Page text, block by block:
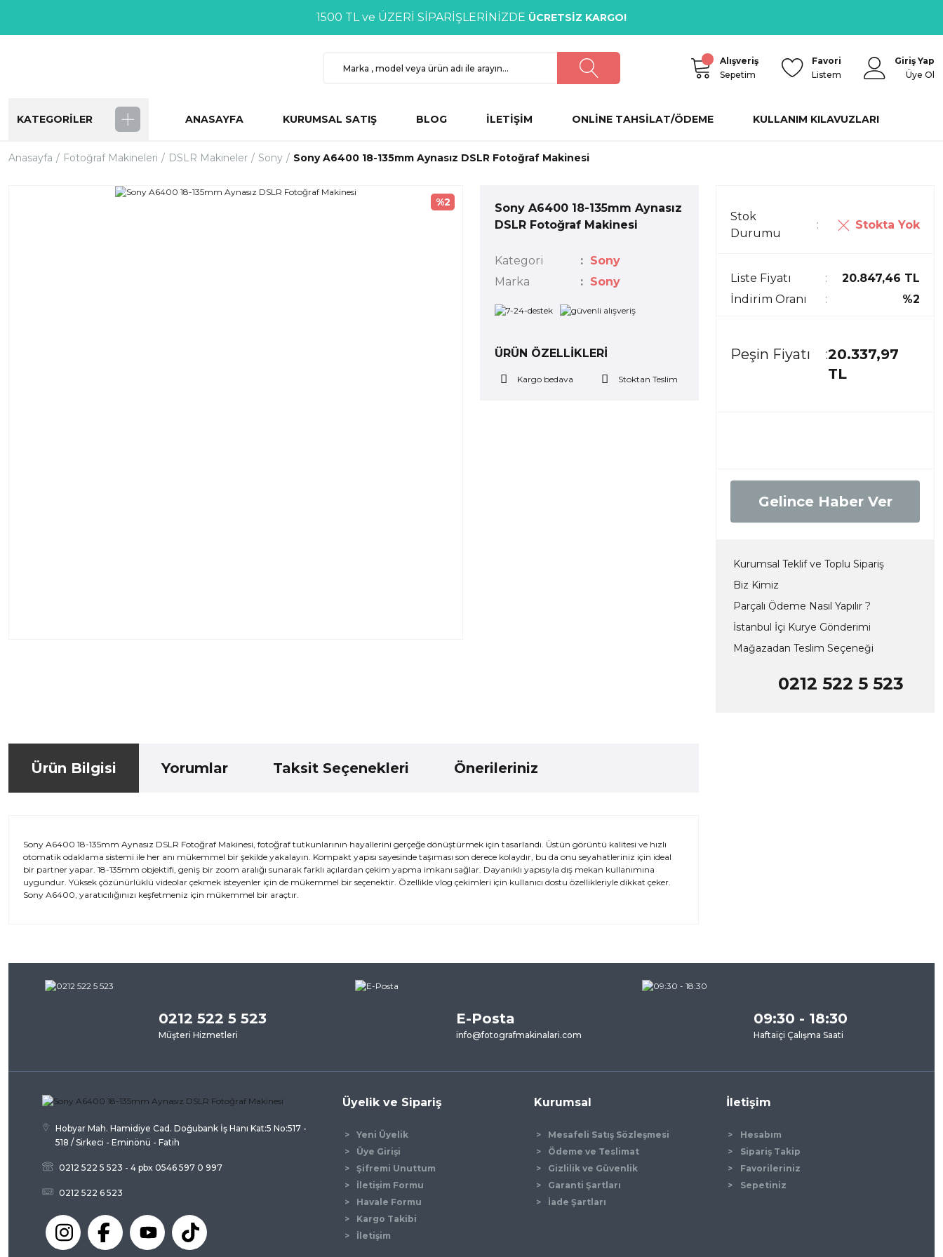
1500 TL ve ÜZERİ SİPARİŞLERİNİZDE ÜCRETSİZ KARGO!
Alışveriş
Sepetim
Favori
Listem
Giriş Yap
Üye Ol
KATEGORİLER ANASAYFA KURUMSAL SATIŞ BLOG İLETİŞİM ONLİNE TAHSİLAT/ÖDEME KULLANIM KILAVUZLARI
Anasayfa Fotoğraf Makineleri DSLR Makineler Sony Sony A6400 18-135mm Aynasız DSLR Fotoğraf Makinesi
%2
Sony A6400 18-135mm Aynasız
DSLR Fotoğraf Makinesi
Kategori
Sony
Marka
Sony
ÜRÜN ÖZELLİKLERİ
Kargo bedava Stoktan Teslim
Stok
Durumu
Stokta Yok
Liste Fiyatı
20.847,46 TL
İndirim Oranı
%2
Peşin Fiyatı
20.337,97
TL
Gelince Haber Ver
Kurumsal Teklif ve Toplu Sipariş
Biz Kimiz
Parçalı Ödeme Nasıl Yapılır ?
İstanbul İçi Kurye Gönderimi
Mağazadan Teslim Seçeneği
0212 522 5 523
Ürün Bilgisi Yorumlar Taksit Seçenekleri Önerileriniz
Sony A6400 18-135mm Aynasız DSLR Fotoğraf Makinesi, fotoğraf tutkunlarının hayallerini gerçeğe dönüştürmek için tasarlandı. Üstün görüntü kalitesi ve hızlı
otomatik odaklama sistemi ile her anı mükemmel bir şekilde yakalayın. Kompakt yapısı sayesinde taşıması son derece kolaydır, bu da onu seyahatleriniz için ideal
bir partner yapar. 18-135mm objektifi, geniş bir zoom aralığı sunarak farklı açılardan çekim yapma imkanı sağlar. Dayanıklı yapısıyla dış mekan kullanımına
uygundur. Yüksek çözünürlüklü videolar çekmek isteyenler için de mükemmel bir seçenektir. Özellikle vlog çekimleri için kullanıcı dostu özellikleriyle dikkat çeker.
Sony A6400, yaratıcılığınızı keşfetmeniz için mükemmel bir araçtır.
Görüş ve önerileriniz için teşekkür ederiz.
Ürün resmi kalitesiz, bozuk veya görüntülenemiyor.
Ürün açıklamasında eksik bilgiler bulunuyor.
Ürün fiyatı diğer sitelerden daha pahalı.
Bu ürüne benzer farklı alternatifler olmalı.
Gönder
0212 522 5 523
Müşteri Hizmetleri
E-Posta
info@fotografmakinalari.com
09:30 - 18:30
Haftaiçi Çalışma Saati
Hobyar Mah. Hamidiye Cad. Doğubank İş Hanı Kat:5 No:517 -
518 / Sirkeci - Eminönü - Fatih
0212 522 5 523 - 4 pbx 0546 597 0 997
0212 522 6 523
Üyelik ve Sipariş
Yeni Üyelik
Üye Girişi
Şifremi Unuttum
İletişim Formu
Havale Formu
Kargo Takibi
İletişim
Kurumsal
Mesafeli Satış Sözleşmesi
Ödeme ve Teslimat
Gizlilik ve Güvenlik
Garanti Şartları
İade Şartları
İletişim
Hesabım
Sipariş Takip
Favorileriniz
Sepetiniz